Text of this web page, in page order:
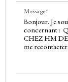
Message*